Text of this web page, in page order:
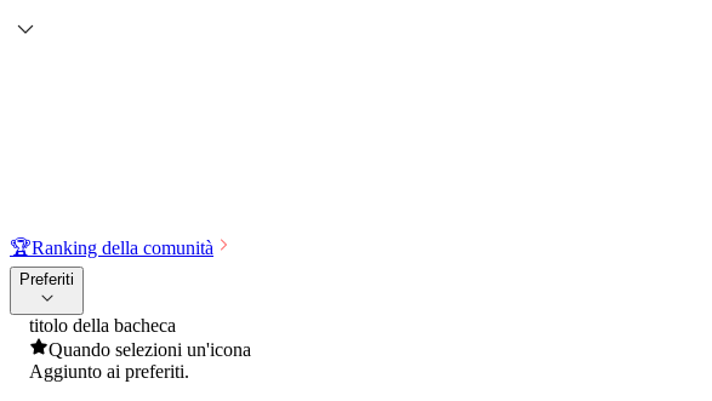
🏆Ranking della comunità
Preferiti
titolo della bacheca
Quando selezioni un'icona
Aggiunto ai preferiti.